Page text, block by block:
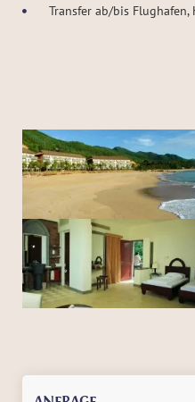
Transfer ab/bis Flughafen,